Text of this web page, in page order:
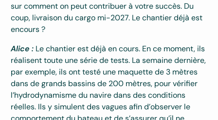
sur comment on peut contribuer à votre succès. Du
coup, livraison du cargo mi-2027. Le chantier déjà est
encours ?
Alice : Le chantier est déjà en cours. En ce moment, ils
réalisent toute une série de tests. La semaine dernière,
par exemple, ils ont testé une maquette de 3 mètres
dans de grands bassins de 200 mètres, pour vérifier
l’hydrodynamisme du navire dans des conditions
réelles. Ils y simulent des vagues afin d’observer le